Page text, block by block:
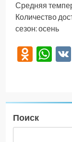
Средняя
Количество
сезон: осень
Поиск